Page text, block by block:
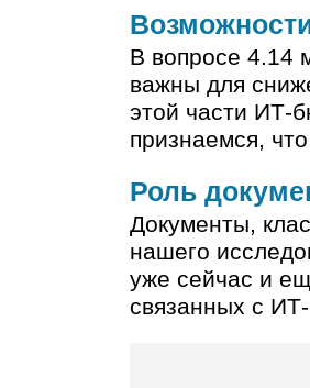
В вопросе 4.14
важны для
этой части ИТ-
признаемся,
Роль
Документы,
нашего
уже сейчас и
связанных с